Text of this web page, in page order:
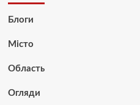
Блоги
Місто
Область
Огляди